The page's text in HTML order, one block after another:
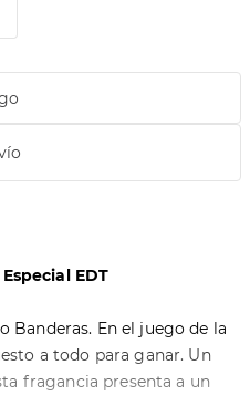
EDT
Banderas. En el juego de la
a todo para ganar. Un
fragancia presenta a un